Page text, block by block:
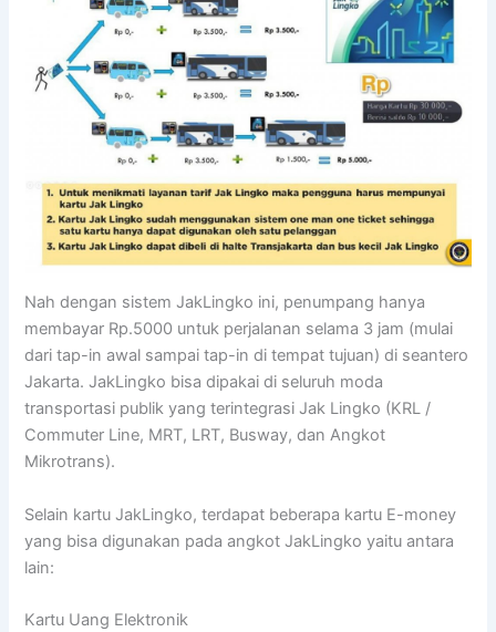
Nah dengan sistem JakLingko ini, penumpang hanya
membayar Rp.5000 untuk perjalanan selama 3 jam (mulai
dari tap-in awal sampai tap-in di tempat tujuan) di seantero
Jakarta. JakLingko bisa dipakai di seluruh moda
transportasi publik yang terintegrasi Jak Lingko (KRL /
Commuter Line, MRT, LRT, Busway, dan Angkot
Mikrotrans).
Selain kartu JakLingko, terdapat beberapa kartu E-money
yang bisa digunakan pada angkot JakLingko yaitu antara
lain:
Kartu Uang Elektronik